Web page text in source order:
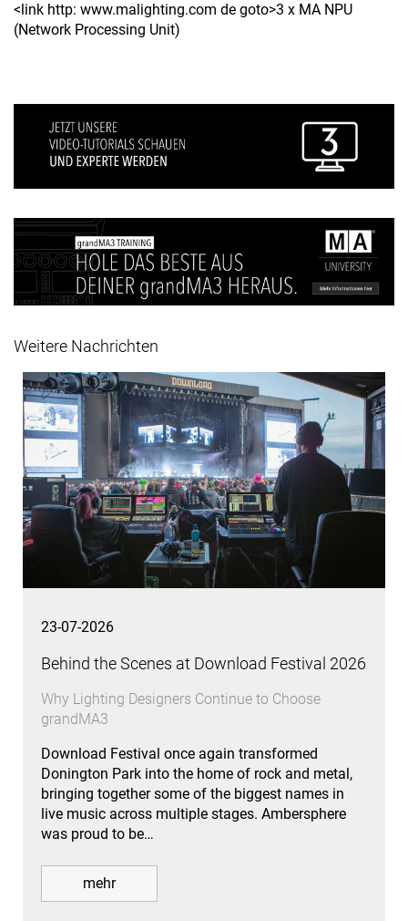
<link http: www.malighting.com de goto>3 x MA NPU
(Network Processing Unit)
Weitere Nachrichten
23-07-2026
Behind the Scenes at Download Festival 2026
Why Lighting Designers Continue to Choose
grandMA3
Download Festival once again transformed
Donington Park into the home of rock and metal,
bringing together some of the biggest names in
live music across multiple stages. Ambersphere
was proud to be…
mehr